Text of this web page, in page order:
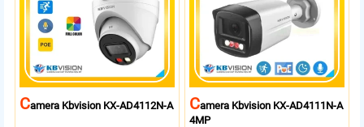
CAmera Kbvision KX-AD4112N-A CAmera Kbvision KX-AD4111N-A
4MP